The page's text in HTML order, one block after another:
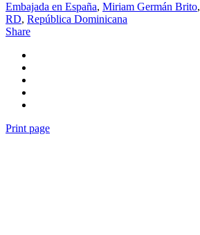
Embajada en España, Miriam Germán Brito,
RD, República Dominicana
Share
Print page